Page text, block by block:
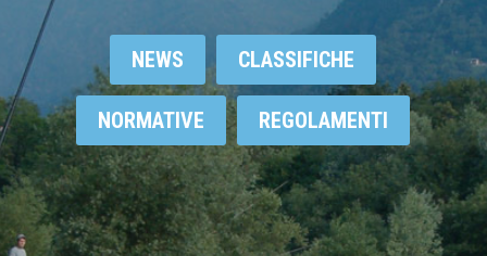
NEWS CLASSIFICHE
NORMATIVE REGOLAMENTI